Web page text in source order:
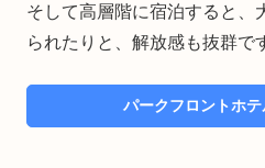
そして高層階に宿泊すると、
られたりと、解放感も抜群で
パークフロントホ